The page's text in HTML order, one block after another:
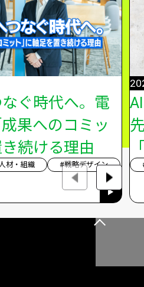
ぐ時代へ。電
果へのコミッ
続ける理由
材・組織
#戦略デザイン
こ